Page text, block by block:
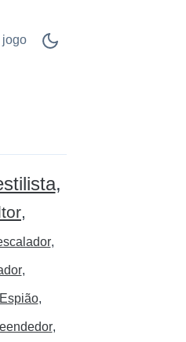
jogo
Espião